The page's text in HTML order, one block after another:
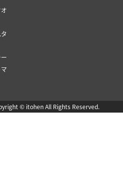
© itohen All Rights Reserved.